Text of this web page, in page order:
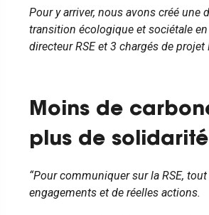
Pour y arriver, nous avons créé une
transition écologique et sociétale en
directeur RSE et 3 chargés de projet
Moins de
plus de solidarité
“Pour communiquer sur la RSE,
engagements et de réelles actions.